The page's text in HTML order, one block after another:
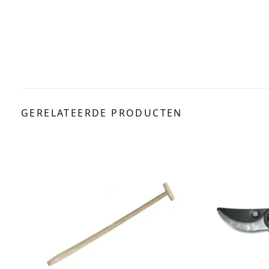
GERELATEERDE PRODUCTEN